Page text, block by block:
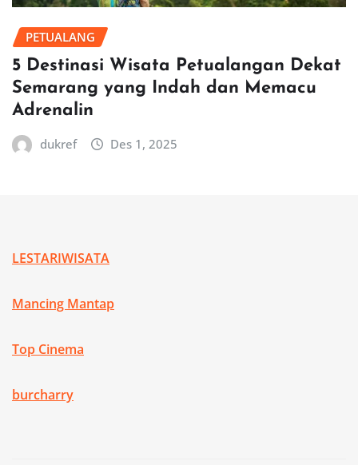
PETUALANG
5 Destinasi Wisata Petualangan Dekat
Semarang yang Indah dan Memacu
Adrenalin
dukref Des 1, 2025
LESTARIWISATA
Mancing Mantap
Top Cinema
burcharry